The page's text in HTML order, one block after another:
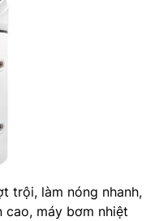
trội, làm nóng nhanh,
cao, máy bơm nhiệt